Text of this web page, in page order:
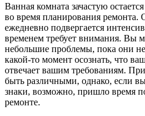
Ванная комната зачастую
во время планирования ремонта.
ежедневно подвергается
временем требует внимания. Вы
небольшие проблемы, пока они
какой-то момент осознать, что
отвечает вашим требованиям.
быть различными, однако, если
знаки, возможно, пришло время
ремонте.